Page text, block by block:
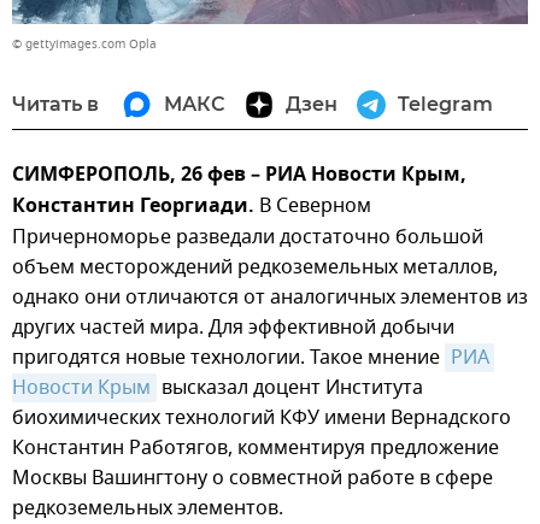
© gettyimages.com Opla
Читать в МАКС Дзен Telegram
СИМФЕРОПОЛЬ, 26 фев – РИА Новости Крым,
Константин Георгиади. В Северном
Причерноморье разведали достаточно большой
объем месторождений редкоземельных металлов,
однако они отличаются от аналогичных элементов из
других частей мира. Для эффективной добычи
пригодятся новые технологии. Такое мнение РИА
Новости Крым высказал доцент Института
биохимических технологий КФУ имени Вернадского
Константин Работягов, комментируя предложение
Москвы Вашингтону о совместной работе в сфере
редкоземельных элементов.